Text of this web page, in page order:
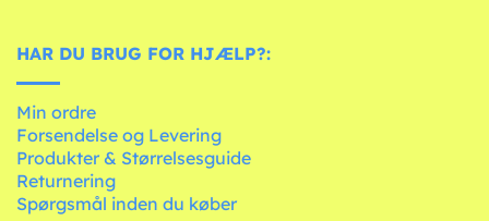
HAR DU BRUG FOR HJÆLP?:
Min ordre
Forsendelse og Levering
Produkter & Størrelsesguide
Returnering
Spørgsmål inden du køber